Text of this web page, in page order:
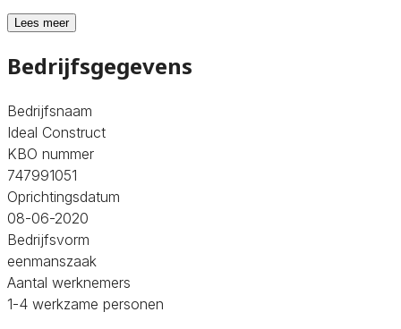
Lees meer
Bedrijfsgegevens
Bedrijfsnaam
Ideal Construct
KBO nummer
747991051
Oprichtingsdatum
08-06-2020
Bedrijfsvorm
eenmanszaak
Aantal werknemers
1-4 werkzame personen